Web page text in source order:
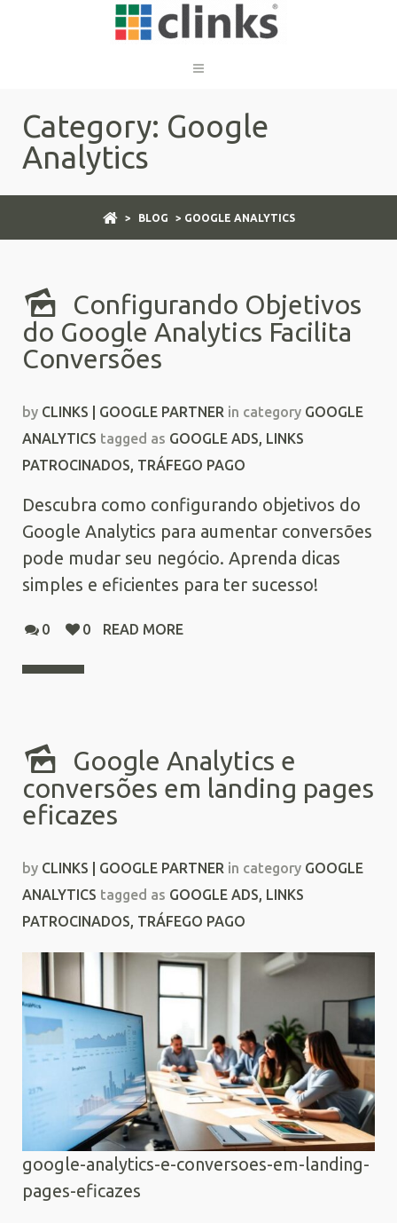
Category: Google
Analytics
> BLOG > GOOGLE ANALYTICS
Configurando Objetivos
do Google Analytics Facilita
Conversões
by CLINKS | GOOGLE PARTNER in category GOOGLE
ANALYTICS tagged as GOOGLE ADS, LINKS
PATROCINADOS, TRÁFEGO PAGO
Descubra como configurando objetivos do
Google Analytics para aumentar conversões
pode mudar seu negócio. Aprenda dicas
simples e eficientes para ter sucesso!
0 0 READ MORE
Google Analytics e
conversões em landing pages
eficazes
by CLINKS | GOOGLE PARTNER in category GOOGLE
ANALYTICS tagged as GOOGLE ADS, LINKS
PATROCINADOS, TRÁFEGO PAGO
google-analytics-e-conversoes-em-landing-
pages-eficazes